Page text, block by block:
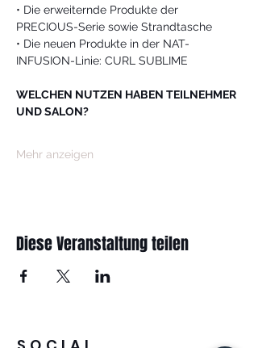
• Die erweiternde Produkte der
PRECIOUS-Serie sowie Strandtasche
• Die neuen Produkte in der NAT-
INFUSION-Linie: CURL SUBLIME
WELCHEN NUTZEN HABEN TEILNEHMER
UND SALON?
Mehr anzeigen
Diese Veranstaltung teilen